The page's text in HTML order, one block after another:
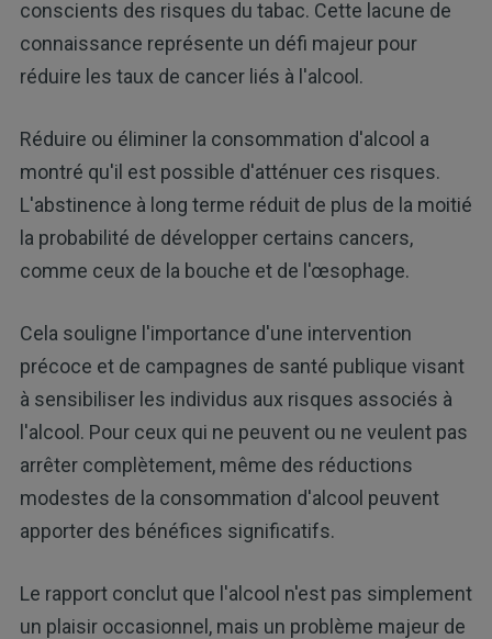
conscients des risques du tabac. Cette lacune de
connaissance représente un défi majeur pour
réduire les taux de cancer liés à l'alcool.
Réduire ou éliminer la consommation d'alcool a
montré qu'il est possible d'atténuer ces risques.
L'abstinence à long terme réduit de plus de la moitié
la probabilité de développer certains cancers,
comme ceux de la bouche et de l'œsophage.
Cela souligne l'importance d'une intervention
précoce et de campagnes de santé publique visant
à sensibiliser les individus aux risques associés à
l'alcool. Pour ceux qui ne peuvent ou ne veulent pas
arrêter complètement, même des réductions
modestes de la consommation d'alcool peuvent
apporter des bénéfices significatifs.
Le rapport conclut que l'alcool n'est pas simplement
un plaisir occasionnel, mais un problème majeur de